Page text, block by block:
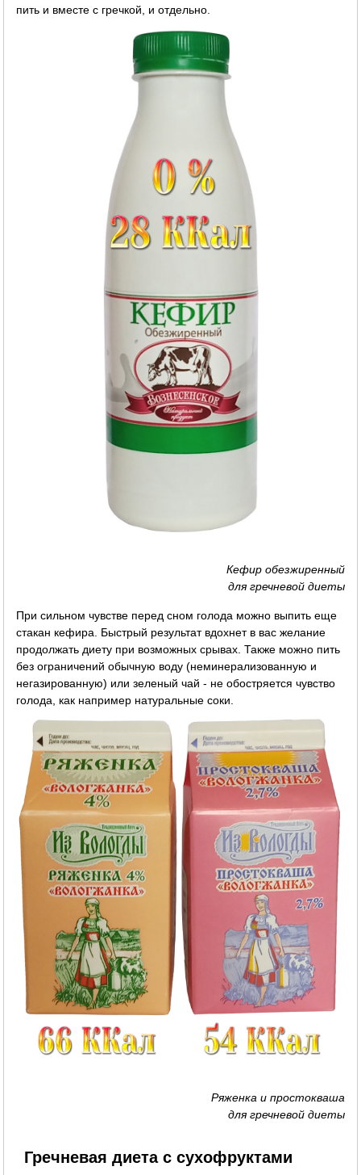
пить и вместе с гречкой, и отдельно.
Кефир обезжиренный
для гречневой диеты
При сильном чувстве перед сном голода можно выпить еще
стакан кефира. Быстрый результат вдохнет в вас желание
продолжать диету при возможных срывах. Также можно пить
без ограничений обычную воду (неминерализованную и
негазированную) или зеленый чай - не обостряется чувство
голода, как например натуральные соки.
Ряженка и простокваша
для гречневой диеты
Гречневая диета с сухофруктами